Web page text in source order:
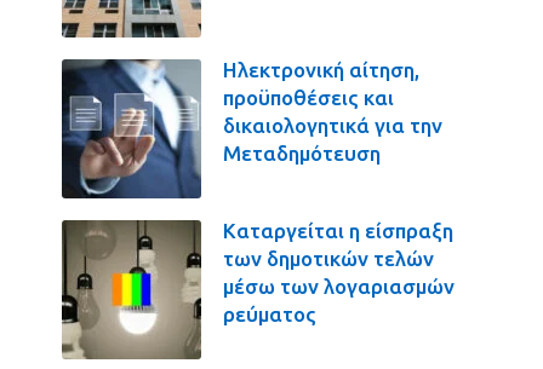
Ηλεκτρονική αίτηση,
προϋποθέσεις και
δικαιολογητικά για την
Μεταδημότευση
Καταργείται η είσπραξη
των δημοτικών τελών
μέσω των λογαριασμών
ρεύματος